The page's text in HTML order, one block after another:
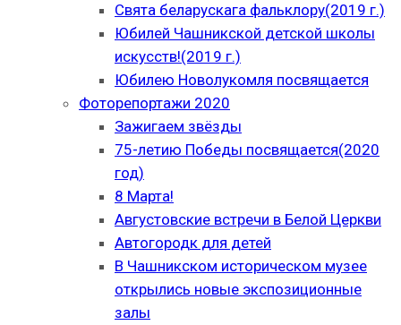
Свята беларускага фальклору(2019 г.)
Юбилей Чашникской детской школы
искусств!(2019 г.)
Юбилею Новолукомля посвящается
Фоторепортажи 2020
Зажигаем звёзды
75-летию Победы посвящается(2020
год)
8 Марта!
Августовские встречи в Белой Церкви
Автогородк для детей
В Чашникском историческом музее
открылись новые экспозиционные
залы